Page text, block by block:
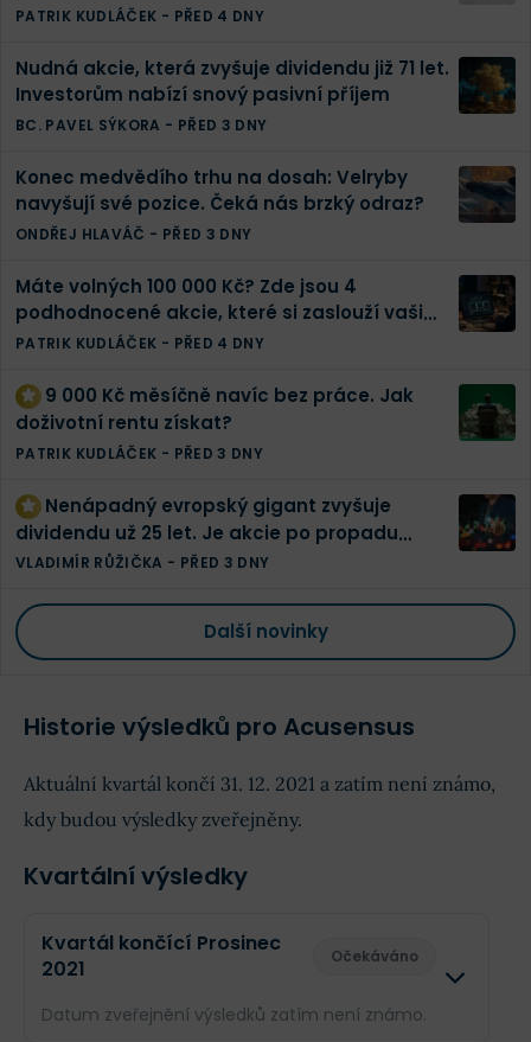
PATRIK KUDLÁČEK - PŘED 4 DNY
Nudná akcie, která zvyšuje dividendu již 71 let.
Investorům nabízí snový pasivní příjem
BC. PAVEL SÝKORA - PŘED 3 DNY
Konec medvědího trhu na dosah: Velryby
navyšují své pozice. Čeká nás brzký odraz?
ONDŘEJ HLAVÁČ - PŘED 3 DNY
Máte volných 100 000 Kč? Zde jsou 4
podhodnocené akcie, které si zaslouží vaši
pozornost
PATRIK KUDLÁČEK - PŘED 4 DNY
9 000 Kč měsíčně navíc bez práce. Jak
doživotní rentu získat?
PATRIK KUDLÁČEK - PŘED 3 DNY
Nenápadný evropský gigant zvyšuje
dividendu už 25 let. Je akcie po propadu
konečně levná?
VLADIMÍR RŮŽIČKA - PŘED 3 DNY
Další novinky
Historie výsledků pro Acusensus
Aktuální kvartál končí 31. 12. 2021 a zatím není známo,
kdy budou výsledky zveřejněny.
Kvartální výsledky
Kvartál končící Prosinec
2021
Očekáváno
Datum zveřejnění výsledků zatím není známo.